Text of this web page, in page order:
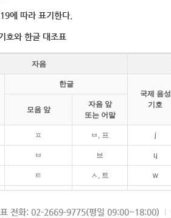
에 따라 표기한다.
호와 한글 대조표
자음
한글
국제 음성
기호
모음 앞
자음 앞
또는 어말
ㅍ ㅂ, 프 j
ㅂ 브 ɥ
ㅌ ㅅ, 트 w
ㅋ ㄱ, 크
전화: 02-2669-9775(평일 09:00~18:00)